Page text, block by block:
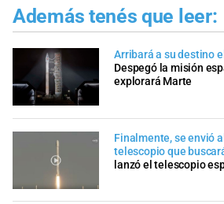
Además tenés que leer:
Arribará a su destino
Despegó la misión
explorará Marte
Finalmente, se envió
telescopio que
lanzó el telescopio